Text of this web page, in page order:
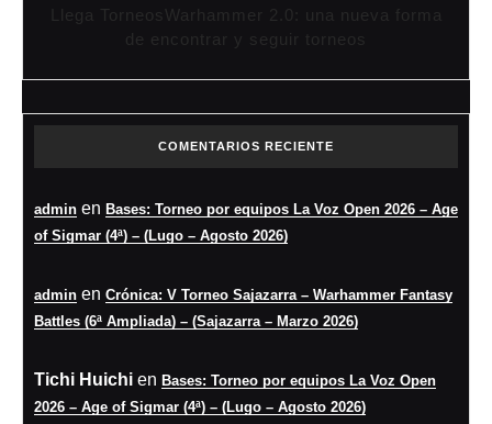
Llega TorneosWarhammer 2.0: una nueva forma
de encontrar y seguir torneos
COMENTARIOS RECIENTE
admin en Bases: Torneo por equipos La Voz Open 2026 – Age
of Sigmar (4ª) – (Lugo – Agosto 2026)
admin en Crónica: V Torneo Sajazarra – Warhammer Fantasy
Battles (6ª Ampliada) – (Sajazarra – Marzo 2026)
Tichi Huichi en Bases: Torneo por equipos La Voz Open
2026 – Age of Sigmar (4ª) – (Lugo – Agosto 2026)